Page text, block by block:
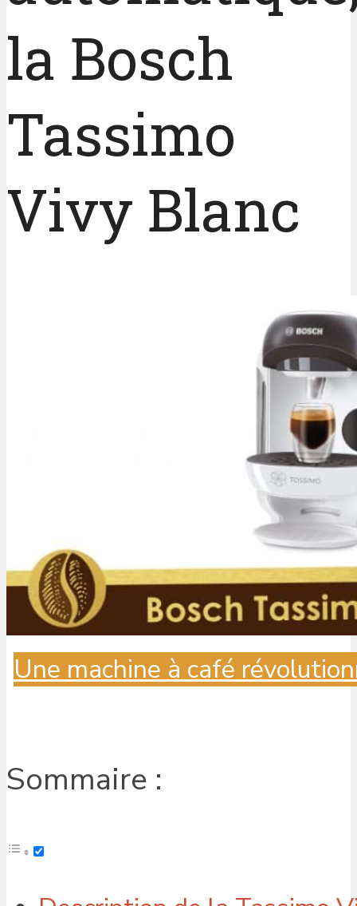
la Bosch
Tassimo
Vivy Blanc
Une machine à café
Sommaire :